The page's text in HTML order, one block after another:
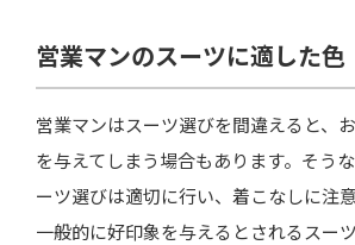
営業マンのスーツに適した色
営業マンはスーツ選びを間違えると、
を与えてしまう場合もあります。そう
ーツ選びは適切に行い、着こなしに注
一般的に好印象を与えるとされるスー